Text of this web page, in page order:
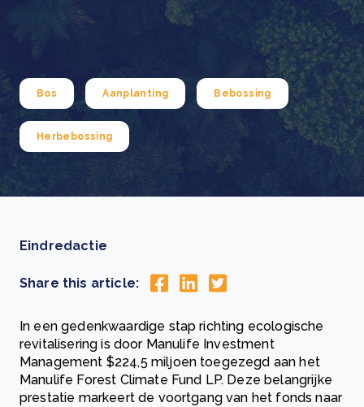
Bos Aanplanting Bebossing
Herbebossing
Eindredactie
Share this article:
In een gedenkwaardige stap richting ecologische
revitalisering is door Manulife Investment
Management $224,5 miljoen toegezegd aan het
Manulife Forest Climate Fund LP. Deze belangrijke
prestatie markeert de voortgang van het fonds naar